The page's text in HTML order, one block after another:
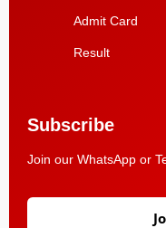
Admit Card
Result
Subscribe
Join our WhatsApp or